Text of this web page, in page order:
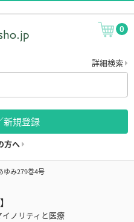
0
詳細検索
新規登録
方へ
ゆみ279巻4号
ノリティと医療